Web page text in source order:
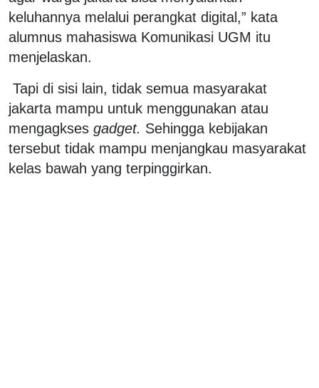
keluhannya melalui perangkat digital,” kata
alumnus mahasiswa Komunikasi UGM itu
menjelaskan.
Tapi di sisi lain, tidak semua masyarakat
jakarta mampu untuk menggunakan atau
mengagkses gadget. Sehingga kebijakan
tersebut tidak mampu menjangkau masyarakat
kelas bawah yang terpinggirkan.